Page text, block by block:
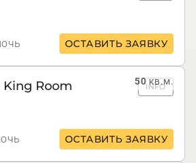
ОСТАВИТЬ ЗАЯВКУ
50кв.м.
Room INFO
ОСТАВИТЬ ЗАЯВКУ